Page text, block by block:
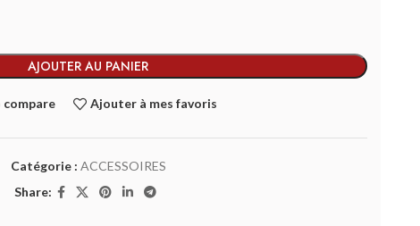
AJOUTER AU PANIER
Ajouter à mes favoris
Catégorie : ACCESSOIRES
Share: